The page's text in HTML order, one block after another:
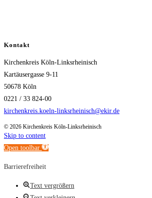
Kontakt
Kirchenkreis Köln-Linksrheinisch
Kartäusergasse 9-11
50678 Köln
0221 / 33 824-00
kirchenkreis.koeln-linksrheinisch@ekir.de
© 2026 Kirchenkreis Köln-Linksrheinisch
Skip to content
Open toolbar
Barrierefreiheit
Text vergrößern